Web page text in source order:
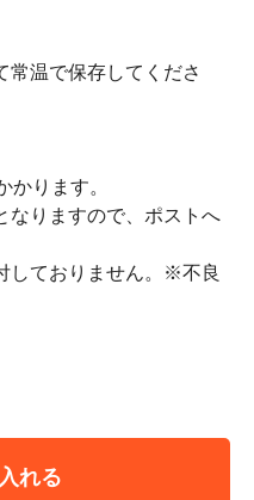
常温で保存してくださ
かります。
なりますので、ポストへ
しておりません。※不良
れる